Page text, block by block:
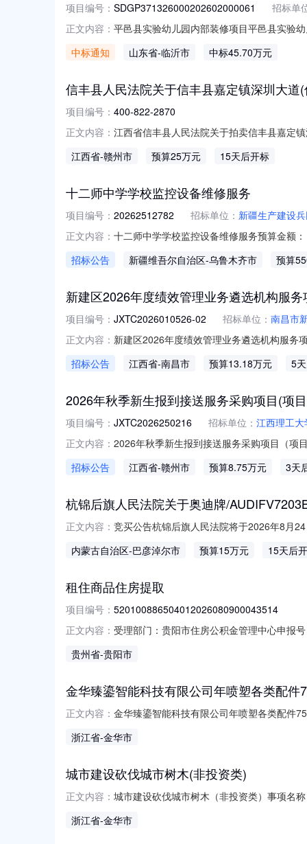
项目编号： SDGP371326000202602000061
招标单
正文内容： 平邑县实验幼儿园内部装修项目平邑县实验
折扣率或费率）：457000.00元四、主要标
中标通知 山东省-临沂市 中标45.70万元
信丰县人民法院关于信丰县嘉定镇深圳大
项目编号： 400-822-2870
正文内容： 江西省信丰县人民法院关于拍卖信丰县嘉定
产。产权证号：赣（2024）信丰县不动产权
江西省-赣州市 预算25万元 15天后开标
十二师中学学校监控设备维修服务
项目编号： 20262512782 招标单位： 新疆生产建设
正文内容： 十二师中学学校监控设备维修服务预算金额
招标公告 新疆维吾尔自治区-乌鲁木齐市 预算
新建区2026年度绩效管理业务遴选机构服
项目编号： JXTC2026010526-02 招标单位： 南昌市
正文内容： 新建区2026年度绩效管理业务遴选机构服务
服务项目（02包）预算金额：13.18万元人
招标公告 江西省-南昌市 预算13.18万元 5
2026年秋季新生报到接送服务采购项目(项
项目编号： JXTC2026250216 招标单位： 江西理工大
正文内容： 2026年秋季新生报到接送服务采购项目（项
分：2026年秋季新生报到接送服务采购项
招标公告 江西省-赣州市 预算8.75万元 3天
杭锦后旗人民法院关于奥迪牌/
正文内容： 竞买公告杭锦后旗人民法院将于2026年8月
LFV3A2FU0S3918406，初次登记日期：无
内蒙古自治区-巴彦淖尔市 预算15万元 15天后
租住商品住房提取
项目编号： 520100886504012026080900043514
正文内容： 受理部门：贵阳市住房公积金管理中心申报
520100886504012026080900043514事项
贵州省-贵阳市
金华臻鎏智能科技有限公司年喷塑各类配件
正文内容： 金华臻鎏智能科技有限公司年喷塑各类配件
予许可
浙江省-金华市
城市建设砍伐城市树木(非投资类)
正文内容： 城市建设砍伐城市树木（非投资类）事项名
浙江省-金华市